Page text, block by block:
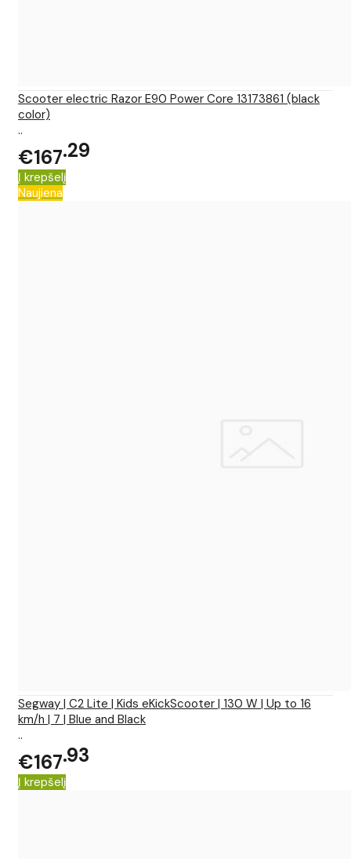
Scooter electric Razor E90 Power Core 13173861 (black
color)
..
€167 29
Į krepšelį
Naujiena
Segway | C2 Lite | Kids eKickScooter | 130 W | Up to 16
km/h | 7 | Blue and Black
..
€167 93
Į krepšelį